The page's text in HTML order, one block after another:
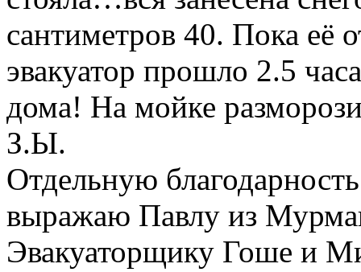
сантиметров 40. Пока её
эвакуатор прошло 2.5
дома! На мойке
З.Ы.
Отдельную
выражаю Павлу из
Эвакуаторщику Гоше и